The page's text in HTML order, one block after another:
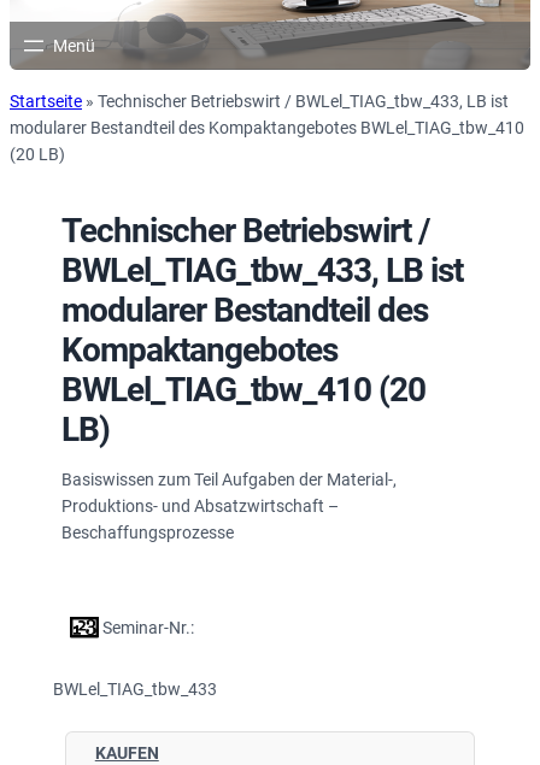
Startseite » Technischer Betriebswirt / BWLel_TIAG_tbw_433, LB ist
modularer Bestandteil des Kompaktangebotes BWLel_TIAG_tbw_410
(20 LB)
Technischer Betriebswirt /
BWLel_TIAG_tbw_433, LB ist
modularer Bestandteil des
Kompaktangebotes
BWLel_TIAG_tbw_410 (20
LB)
Basiswissen zum Teil Aufgaben der Material-,
Produktions- und Absatzwirtschaft –
Beschaffungsprozesse
Seminar-Nr.:
BWLel_TIAG_tbw_433
KAUFEN